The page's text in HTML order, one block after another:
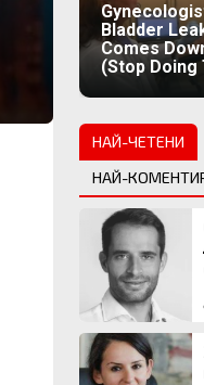
Bladder
Comes
(Stop Doing
НАЙ-ЧЕТЕНИ
НАЙ-